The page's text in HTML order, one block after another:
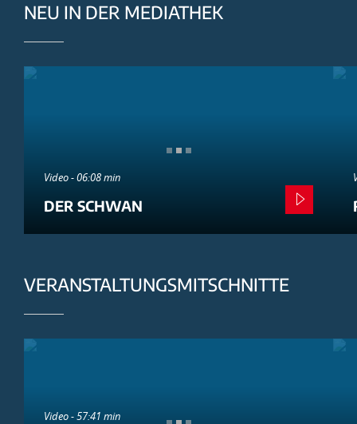
NEU IN DER MEDIATHEK
Video - 06:08 min
DER SCHWAN
VERANSTALTUNGSMITSCHNITTE
Video - 57:41 min